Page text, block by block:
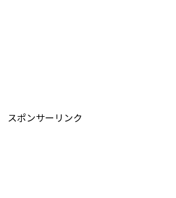
スポンサーリンク